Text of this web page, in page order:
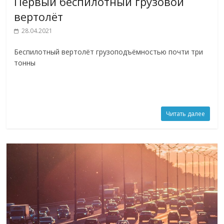
вертолёт
28.04.2021
Беспилотный вертолёт грузоподъёмностью почти три
тонны
Читать далее